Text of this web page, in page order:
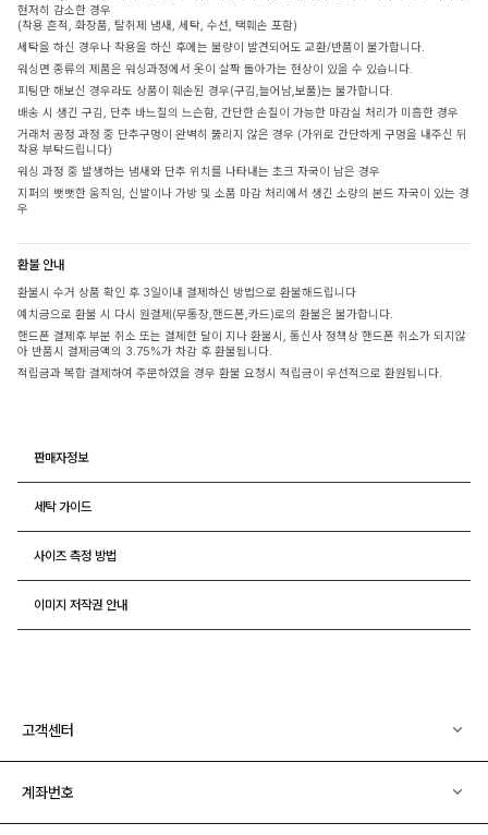
현저히 감소한 경우
(착용 흔적, 화장품, 탈취제 냄새, 세탁, 수선, 택훼손 포함)
세탁을 하신 경우나 착용을 하신 후에는 불량이 발견되어도 교환/반품이 불가합니다.
워싱면 종류의 제품은 워싱과정에서 옷이 살짝 돌아가는 현상이 있을 수 있습니다.
피팅만 해보신 경우라도 상품이 훼손된 경우(구김,늘어남,보풀)는 불가합니다.
배송 시 생긴 구김, 단추 바느질의 느슨함, 간단한 손질이 가능한 마감실 처리가 미흡한 경우
거래처 공정 과정 중 단추구멍이 완벽히 뚫리지 않은 경우 (가위로 간단하게 구멍을 내주신 뒤
착용 부탁드립니다)
워싱 과정 중 발생하는 냄새와 단추 위치를 나타내는 초크 자국이 남은 경우
지퍼의 뻣뻣한 움직임, 신발이나 가방 및 소품 마감 처리에서 생긴 소량의 본드 자국이 있는 경
우
환불 안내
환불시 수거 상품 확인 후 3일이내 결제하신 방법으로 환불해드립니다
예치금으로 환불 시 다시 원결제(무통장,핸드폰,카드)로의 환불은 불가합니다.
핸드폰 결제후 부분 취소 또는 결제한 달이 지나 환불시, 통신사 정책상 핸드폰 취소가 되지않
아 반품시 결제금액의 3.75%가 차감 후 환불됩니다.
적립금과 복합 결제하여 주문하였을 경우 환불 요청시 적립금이 우선적으로 환원됩니다.
판매자정보
세탁 가이드
사이즈 측정 방법
이미지 저작권 안내
고객센터
계좌번호